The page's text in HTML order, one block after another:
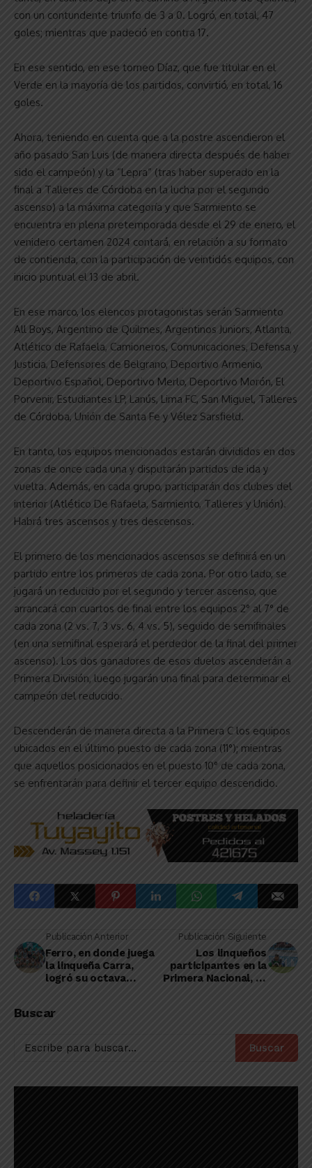
con un contundente triunfo de 3 a 0. Logró, en total, 47
goles; mientras que padeció en contra 17.
En ese sentido, en ese torneo Díaz, que fue titular en el
Verde en la mayoría de los partidos, convirtió, en total, 16
goles.
Ahora, teniendo en cuenta que a la postre ascendieron el
año pasado San Luis (de manera directa después de haber
sido el campeón) y la “Lepra” (tras haber superado en la
final a Talleres de Córdoba en la lucha por el segundo
ascenso) a la máxima categoría y que Sarmiento se
encuentra en plena pretemporada desde el 29 de enero, el
venidero certamen 2024 contará, en relación a su formato
de contienda, con la participación de veintidós equipos, con
inicio puntual el 13 de abril.
En ese marco, los elencos protagonistas serán Sarmiento
All Boys, Argentino de Quilmes, Argentinos Juniors, Atlanta,
Atlético de Rafaela, Camioneros, Comunicaciones, Defensa y
Justicia, Defensores de Belgrano, Deportivo Armenio,
Deportivo Español, Deportivo Merlo, Deportivo Morón, El
Porvenir, Estudiantes LP, Lanús, Lima FC, San Miguel, Talleres
de Córdoba, Unión de Santa Fe y Vélez Sarsfield.
En tanto, los equipos mencionados estarán divididos en dos
zonas de once cada una y disputarán partidos de ida y
vuelta. Además, en cada grupo, participarán dos clubes del
interior (Atlético De Rafaela, Sarmiento, Talleres y Unión).
Habrá tres ascensos y tres descensos.
El primero de los mencionados ascensos se definirá en un
partido entre los primeros de cada zona. Por otro lado, se
jugará un reducido por el segundo y tercer ascenso, que
arrancará con cuartos de final entre los equipos 2° al 7° de
cada zona (2 vs. 7, 3 vs. 6, 4 vs. 5), seguido de semifinales
(en una semifinal esperará el perdedor de la final del primer
ascenso). Los dos ganadores de esos duelos ascenderán a
Primera División, luego jugarán una final para determinar el
campeón del reducido.
Descenderán de manera directa a la Primera C los equipos
ubicados en el último puesto de cada zona (11°); mientras
que aquellos posicionados en el puesto 10° de cada zona,
se enfrentarán para definir el tercer equipo descendido.
Publicación Anterior
Ferro, en donde juega
la linqueña Carra,
logró su octava
Publicación Siguiente
Los linqueños
participantes en la
Primera Nacional, ya
Buscar
Buscar